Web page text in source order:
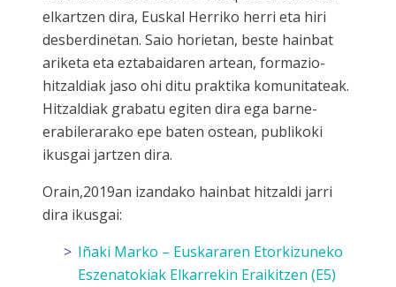
elkartzen dira, Euskal Herriko herri eta hiri
desberdinetan. Saio horietan, beste hainbat
ariketa eta eztabaidaren artean, formazio-
hitzaldiak jaso ohi ditu praktika komunitateak.
Hitzaldiak grabatu egiten dira ega barne-
erabilerarako epe baten ostean, publikoki
ikusgai jartzen dira.
Orain,2019an izandako hainbat hitzaldi jarri
dira ikusgai:
Iñaki Marko – Euskararen Etorkizuneko
Eszenatokiak Elkarrekin Eraikitzen (E5)